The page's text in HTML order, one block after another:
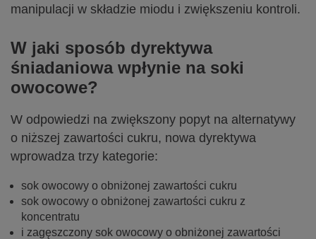
manipulacji w składzie miodu i zwiększeniu kontroli.
W jaki sposób dyrektywa
śniadaniowa wpłynie na soki
owocowe?
W odpowiedzi na zwiększony popyt na alternatywy
o niższej zawartości cukru, nowa dyrektywa
wprowadza trzy kategorie:
sok owocowy o obniżonej zawartości cukru
sok owocowy o obniżonej zawartości cukru z
koncentratu
i zagęszczony sok owocowy o obniżonej zawartości